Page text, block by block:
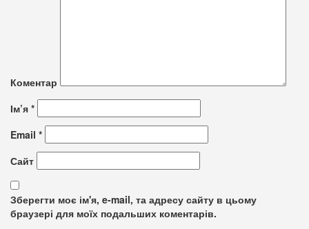
Коментар
Ім’я *
Email *
Сайт
Зберегти моє ім'я, e-mail, та адресу сайту в цьому
браузері для моїх подальших коментарів.